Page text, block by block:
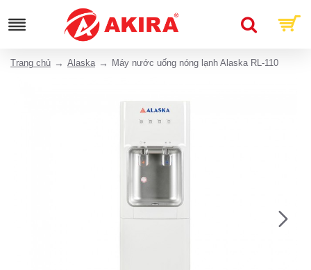
Trang chủ Alaska Máy nước uống nóng lạnh Alaska RL-110